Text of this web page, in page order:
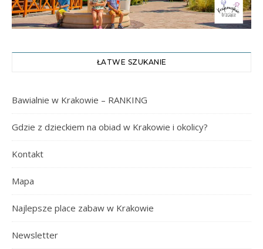
ŁATWE SZUKANIE
Bawialnie w Krakowie – RANKING
Gdzie z dzieckiem na obiad w Krakowie i okolicy?
Kontakt
Mapa
Najlepsze place zabaw w Krakowie
Newsletter